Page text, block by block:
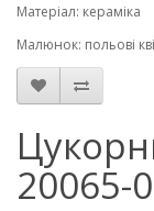
Матеріал: кераміка
Малюнок: польові
20065-